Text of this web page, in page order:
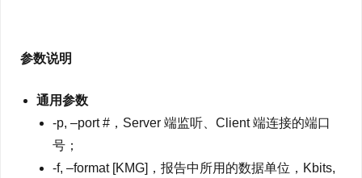
参数说明
通用参数
-p, –port #，Server 端监听、Client 端连接的端口
号；
-f, –format [KMG]，报告中所用的数据单位，Kbits,